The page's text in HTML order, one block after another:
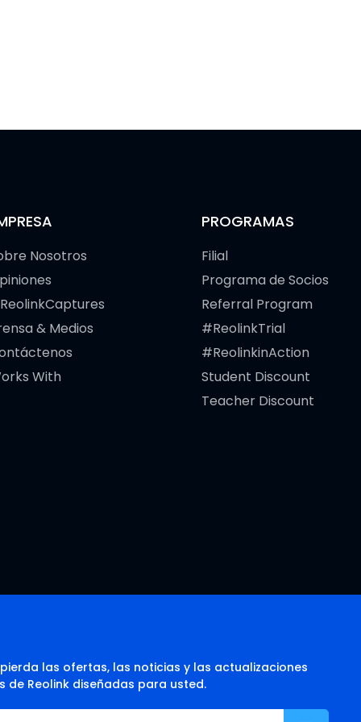
Nosotros
& Medios
With
PROGRAMAS
Filial
Programa de Socios
Referral Program
#ReolinkTrial
#ReolinkinAction
Student Discount
Teacher Discount
las ofertas, las noticias y las actualizaciones
de Reolink diseñadas para usted.